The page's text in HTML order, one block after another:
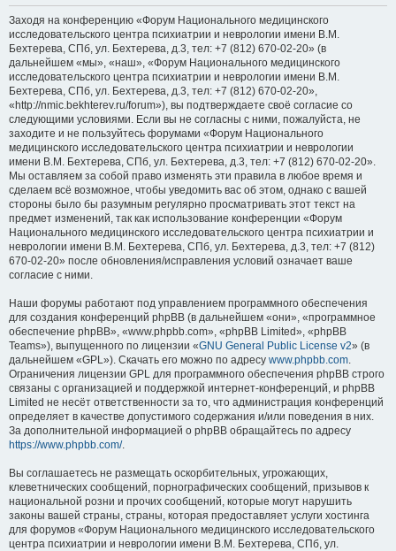
Заходя на конференцию «Форум Национального медицинского
исследовательского центра психиатрии и неврологии имени В.М.
Бехтерева, СПб, ул. Бехтерева, д.3, тел: +7 (812) 670-02-20» (в
дальнейшем «мы», «наш», «Форум Национального медицинского
исследовательского центра психиатрии и неврологии имени В.М.
Бехтерева, СПб, ул. Бехтерева, д.3, тел: +7 (812) 670-02-20»,
«http://nmic.bekhterev.ru/forum»), вы подтверждаете своё согласие со
следующими условиями. Если вы не согласны с ними, пожалуйста, не
заходите и не пользуйтесь форумами «Форум Национального
медицинского исследовательского центра психиатрии и неврологии
имени В.М. Бехтерева, СПб, ул. Бехтерева, д.3, тел: +7 (812) 670-02-20».
Мы оставляем за собой право изменять эти правила в любое время и
сделаем всё возможное, чтобы уведомить вас об этом, однако с вашей
стороны было бы разумным регулярно просматривать этот текст на
предмет изменений, так как использование конференции «Форум
Национального медицинского исследовательского центра психиатрии и
неврологии имени В.М. Бехтерева, СПб, ул. Бехтерева, д.3, тел: +7 (812)
670-02-20» после обновления/исправления условий означает ваше
согласие с ними.
Наши форумы работают под управлением программного обеспечения
для создания конференций phpBB (в дальнейшем «они», «программное
обеспечение phpBB», «www.phpbb.com», «phpBB Limited», «phpBB
Teams»), выпущенного по лицензии «GNU General Public License v2» (в
дальнейшем «GPL»). Скачать его можно по адресу www.phpbb.com.
Ограничения лицензии GPL для программного обеспечения phpBB строго
связаны с организацией и поддержкой интернет-конференций, и phpBB
Limited не несёт ответственности за то, что администрация конференций
определяет в качестве допустимого содержания и/или поведения в них.
За дополнительной информацией о phpBB обращайтесь по адресу
https://www.phpbb.com/.
Вы соглашаетесь не размещать оскорбительных, угрожающих,
клеветнических сообщений, порнографических сообщений, призывов к
национальной розни и прочих сообщений, которые могут нарушить
законы вашей страны, страны, которая предоставляет услуги хостинга
для форумов «Форум Национального медицинского исследовательского
центра психиатрии и неврологии имени В.М. Бехтерева, СПб, ул.